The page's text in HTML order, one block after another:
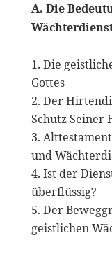
A. Die
Die
Gottes
Der
Schutz Seiner
und
Ist der
überflüssig?
Der
geistlichen